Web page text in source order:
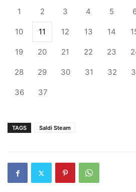
1 2 3 4 5
10 11 12 13 14
19 20 21 22 23
28 29 30 31 32
36 37
TAGS Saldi Steam